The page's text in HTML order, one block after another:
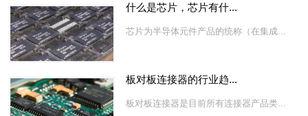
什么是芯片，芯片有什...
芯片为半导体元件产品的统称（在集成...
板对板连接器的行业趋...
板对板连接器是目前所有连接器产品类...